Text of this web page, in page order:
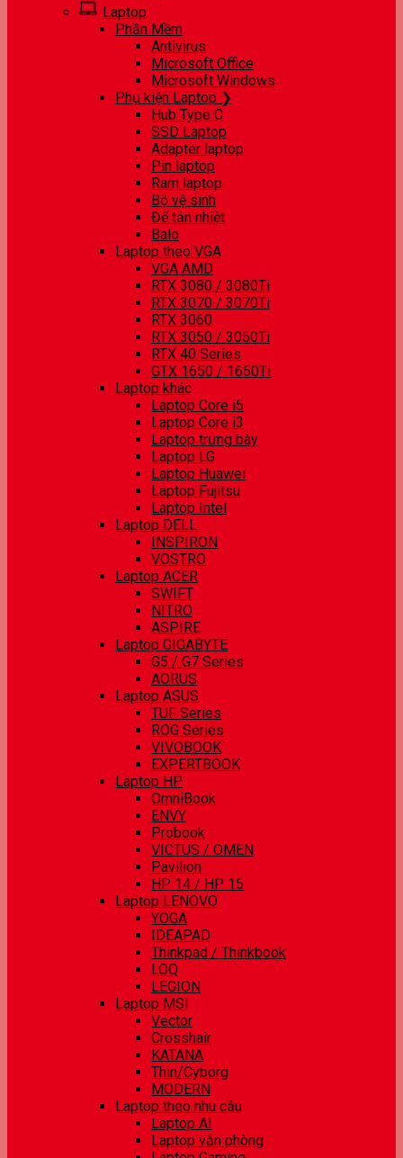
Laptop
Phần Mềm
Antivirus
Microsoft Office
Microsoft Windows
Phụ kiện Laptop ❯
Hub Type C
SSD Laptop
Adapter laptop
Pin laptop
Ram laptop
Bộ vệ sinh
Đế tản nhiệt
Balo
Laptop theo VGA
VGA AMD
RTX 3080 / 3080Ti
RTX 3070 / 3070Ti
RTX 3060
RTX 3050 / 3050Ti
RTX 40 Series
GTX 1650 / 1650Ti
Laptop khác
Laptop Core i5
Laptop Core i3
Laptop trưng bày
Laptop LG
Laptop Huawei
Laptop Fujitsu
Laptop Intel
Laptop DELL
INSPIRON
VOSTRO
Laptop ACER
SWIFT
NITRO
ASPIRE
Laptop GIGABYTE
G5 / G7 Series
AORUS
Laptop ASUS
TUF Series
ROG Series
VIVOBOOK
EXPERTBOOK
Laptop HP
OmniBook
ENVY
Probook
VICTUS / OMEN
Pavilion
HP 14 / HP 15
Laptop LENOVO
YOGA
IDEAPAD
Thinkpad / Thinkbook
LOQ
LEGION
Laptop MSI
Vector
Crosshair
KATANA
Thin/Cyborg
MODERN
Laptop theo nhu cầu
Laptop AI
Laptop văn phòng